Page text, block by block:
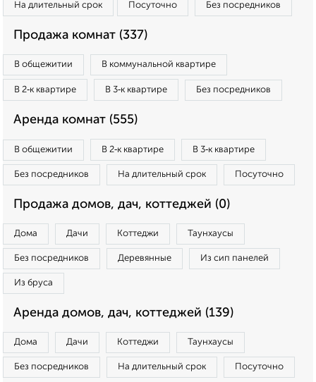
На длительный срок Посуточно Без посредников
Продажа комнат (337)
В общежитии В коммунальной квартире
В 2‑к квартире В 3‑к квартире Без посредников
Аренда комнат (555)
В общежитии В 2‑к квартире В 3‑к квартире
Без посредников На длительный срок Посуточно
Продажа домов, дач, коттеджей (0)
Дома Дачи Коттеджи Таунхаусы
Без посредников Деревянные Из сип панелей
Из бруса
Аренда домов, дач, коттеджей (139)
Дома Дачи Коттеджи Таунхаусы
Без посредников На длительный срок Посуточно